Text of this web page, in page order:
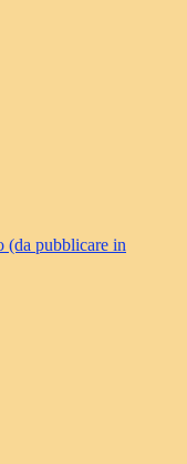
(da pubblicare in